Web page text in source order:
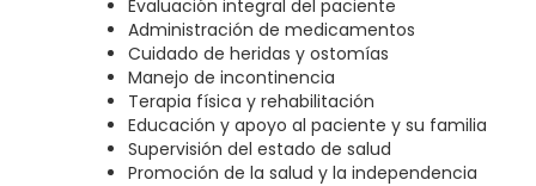
Evaluación integral del paciente
Administración de medicamentos
Cuidado de heridas y ostomías
Manejo de incontinencia
Terapia física y rehabilitación
Educación y apoyo al paciente y su familia
Supervisión del estado de salud
Promoción de la salud y la independencia